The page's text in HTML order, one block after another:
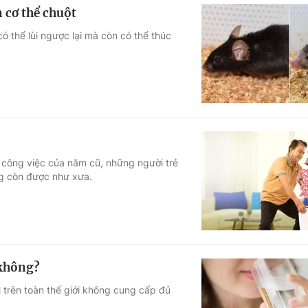
thể chuột
thể lùi ngược lại mà còn có thể thúc
việc của năm cũ, những người trẻ
còn được như xưa.
toàn thế giới không cung cấp đủ